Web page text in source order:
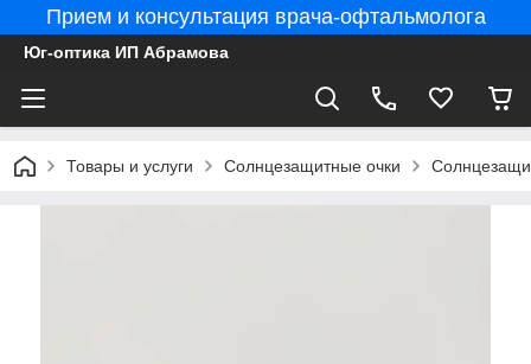
Прием и консультация врача-офтальмолога
Юг-оптика ИП Абрамова
Товары и услуги Солнцезащитные очки